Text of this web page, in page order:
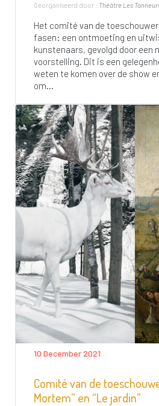
Georganiseerd door : Théâtre Les
Het comité van de
fasen: een ontmoeting en
kunstenaars, gevolgd door een
voorstelling. Dit is een
weten te komen over de show
om...
10 December 2021
Comité van de
Mortem” en “Le jardin”